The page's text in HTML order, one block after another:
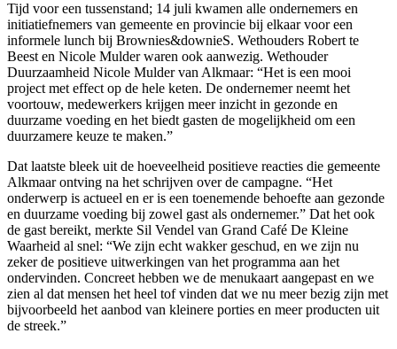
Tijd voor een tussenstand; 14 juli kwamen alle ondernemers en
initiatiefnemers van gemeente en provincie bij elkaar voor een
informele lunch bij Brownies&downieS. Wethouders Robert te
Beest en Nicole Mulder waren ook aanwezig. Wethouder
Duurzaamheid Nicole Mulder van Alkmaar: “Het is een mooi
project met effect op de hele keten. De ondernemer neemt het
voortouw, medewerkers krijgen meer inzicht in gezonde en
duurzame voeding en het biedt gasten de mogelijkheid om een
duurzamere keuze te maken.”
Dat laatste bleek uit de hoeveelheid positieve reacties die gemeente
Alkmaar ontving na het schrijven over de campagne. “Het
onderwerp is actueel en er is een toenemende behoefte aan gezonde
en duurzame voeding bij zowel gast als ondernemer.” Dat het ook
de gast bereikt, merkte Sil Vendel van Grand Café De Kleine
Waarheid al snel: “We zijn echt wakker geschud, en we zijn nu
zeker de positieve uitwerkingen van het programma aan het
ondervinden. Concreet hebben we de menukaart aangepast en we
zien al dat mensen het heel tof vinden dat we nu meer bezig zijn met
bijvoorbeeld het aanbod van kleinere porties en meer producten uit
de streek.”